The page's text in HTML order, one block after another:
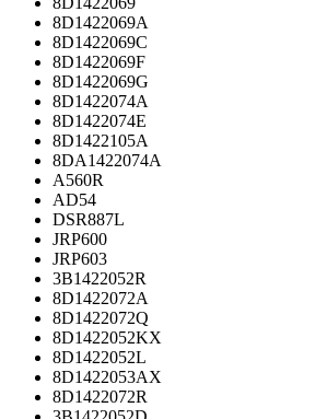
8D1422069A
8D1422069C
8D1422069F
8D1422069G
8D1422074A
8D1422074E
8D1422105A
8DA1422074A
A560R
AD54
DSR887L
JRP600
JRP603
3B1422052R
8D1422072A
8D1422072Q
8D1422052KX
8D1422052L
8D1422053AX
8D1422072R